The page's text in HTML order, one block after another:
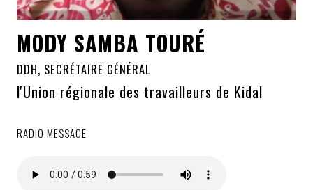
MODY SAMBA TOURÉ
DDH, SECRÉTAIRE GÉNÉRAL
l'Union régionale des travailleurs de Kidal
RADIO MESSAGE